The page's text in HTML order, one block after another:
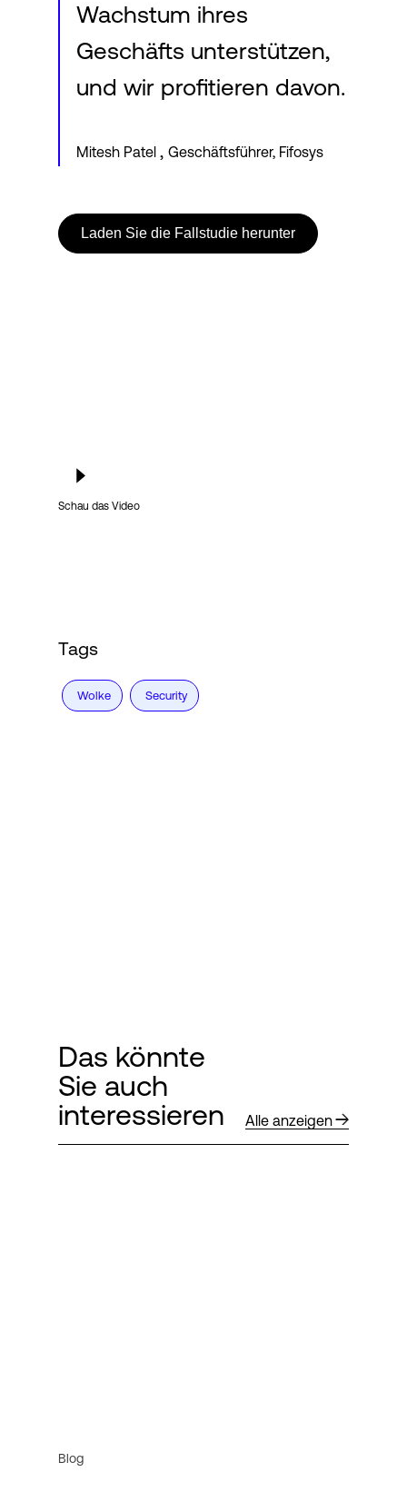
Wachstum ihres
Geschäfts unterstützen,
und wir profitieren davon.
Mitesh Patel , Geschäftsführer, Fifosys
Laden Sie die Fallstudie herunter
Schau das Video
Tags
Wolke Security
Das könnte
Sie auch
interessieren
Alle anzeigen
Blog